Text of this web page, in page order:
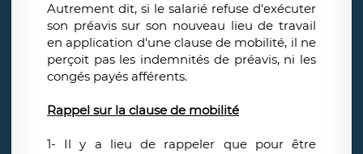
Autrement dit, si le salarié refuse d'exécuter
son préavis sur son nouveau lieu de travail
en application d'une clause de mobilité, il ne
perçoit pas les indemnités de préavis, ni les
congés payés afférents.
Rappel sur la clause de mobilité
1- Il y a lieu de rappeler que pour être